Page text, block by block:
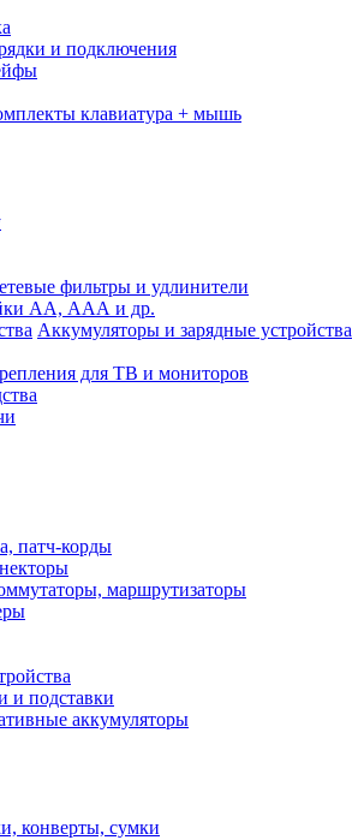
и подключения
клавиатура + мышь
фильтры и удлинители
АА, ААА и др.
Аккумуляторы и зарядные устройства
для ТВ и мониторов
патч-корды
маршрутизаторы
и подставки
аккумуляторы
конверты, сумки